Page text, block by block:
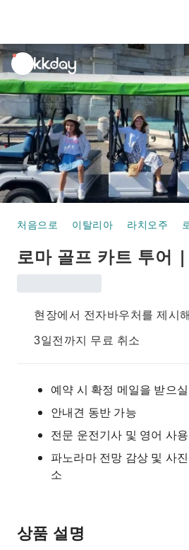
unread
notifications
처음으로 이탈리아 라치오주
로마 골프 카트 투어
현장에서 전자바우처를 제시
3일전까지 무료 취소
예약 시 확정 메일을 받으
안내견 동반 가능
전문 운전기사 및 영어 사
파노라마 전망 감상 및 사
소
상품 설명